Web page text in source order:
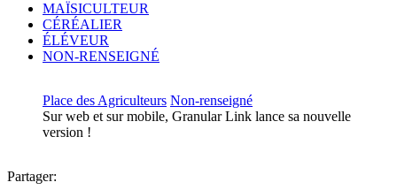
MAÏSICULTEUR
CÉRÉALIER
ÉLÉVEUR
NON-RENSEIGNÉ
Place des Agriculteurs Non-renseigné
Sur web et sur mobile, Granular Link lance sa nouvelle
version !
Partager: